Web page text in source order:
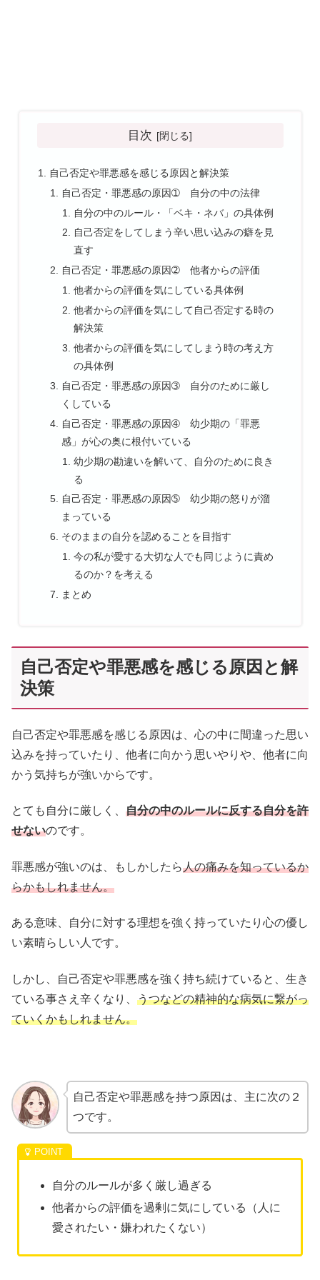
目次
自己否定や罪悪感を感じる原因と解決策
自己否定・罪悪感の原因➀ 自分の中の法律
自分の中のルール・「ベキ・ネバ」の具体例
自己否定をしてしまう辛い思い込みの癖を見
直す
自己否定・罪悪感の原因➁ 他者からの評価
他者からの評価を気にしている具体例
他者からの評価を気にして自己否定する時の
解決策
他者からの評価を気にしてしまう時の考え方
の具体例
自己否定・罪悪感の原因➂ 自分のために厳し
くしている
自己否定・罪悪感の原因➃ 幼少期の「罪悪
感」が心の奥に根付いている
幼少期の勘違いを解いて、自分のために良き
る
自己否定・罪悪感の原因➄ 幼少期の怒りが溜
まっている
そのままの自分を認めることを目指す
今の私が愛する大切な人でも同じように責め
るのか？を考える
まとめ
自己否定や罪悪感を感じる原因と解
決策
自己否定や罪悪感を感じる原因は、心の中に間違った思い
込みを持っていたり、他者に向かう思いやりや、他者に向
かう気持ちが強いからです。
とても自分に厳しく、 自分の中のルールに反する自分を許
せないのです。
罪悪感が強いのは、もしかしたら人の痛みを知っているか
らかもしれません。
ある意味、自分に対する理想を強く持っていたり心の優し
い素晴らしい人です。
しかし、自己否定や罪悪感を強く持ち続けていると、生き
ている事さえ辛くなり、 うつなどの精神的な病気に繋がっ
ていくかもしれません。
自己否定や罪悪感を持つ原因は、主に次の２
つです。
自分のルールが多く厳し過ぎる
他者からの評価を過剰に気にしている（人に
愛されたい・嫌われたくない）